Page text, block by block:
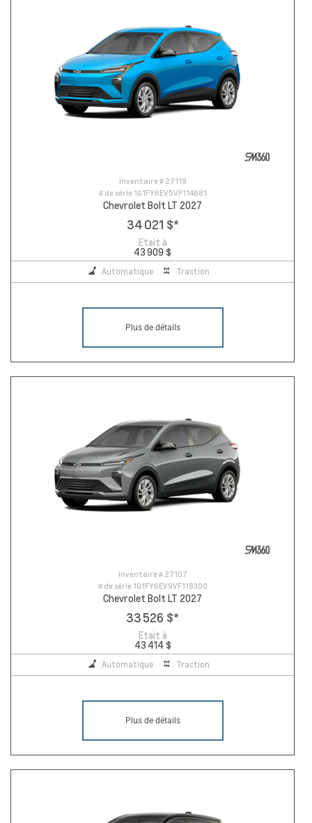
Inventaire # 27119
# de série 1G1FY6EV5VF114681
Chevrolet Bolt LT 2027
34 021 $*
Etait à
43 909 $
Automatique Traction
Plus de détails
Inventaire # 27107
# de série 1G1FY6EV9VF118300
Chevrolet Bolt LT 2027
33 526 $*
Etait à
43 414 $
Automatique Traction
Plus de détails